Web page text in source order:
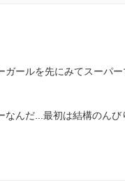
ガールを先にみてスーパ
んだ...最初は結構のん